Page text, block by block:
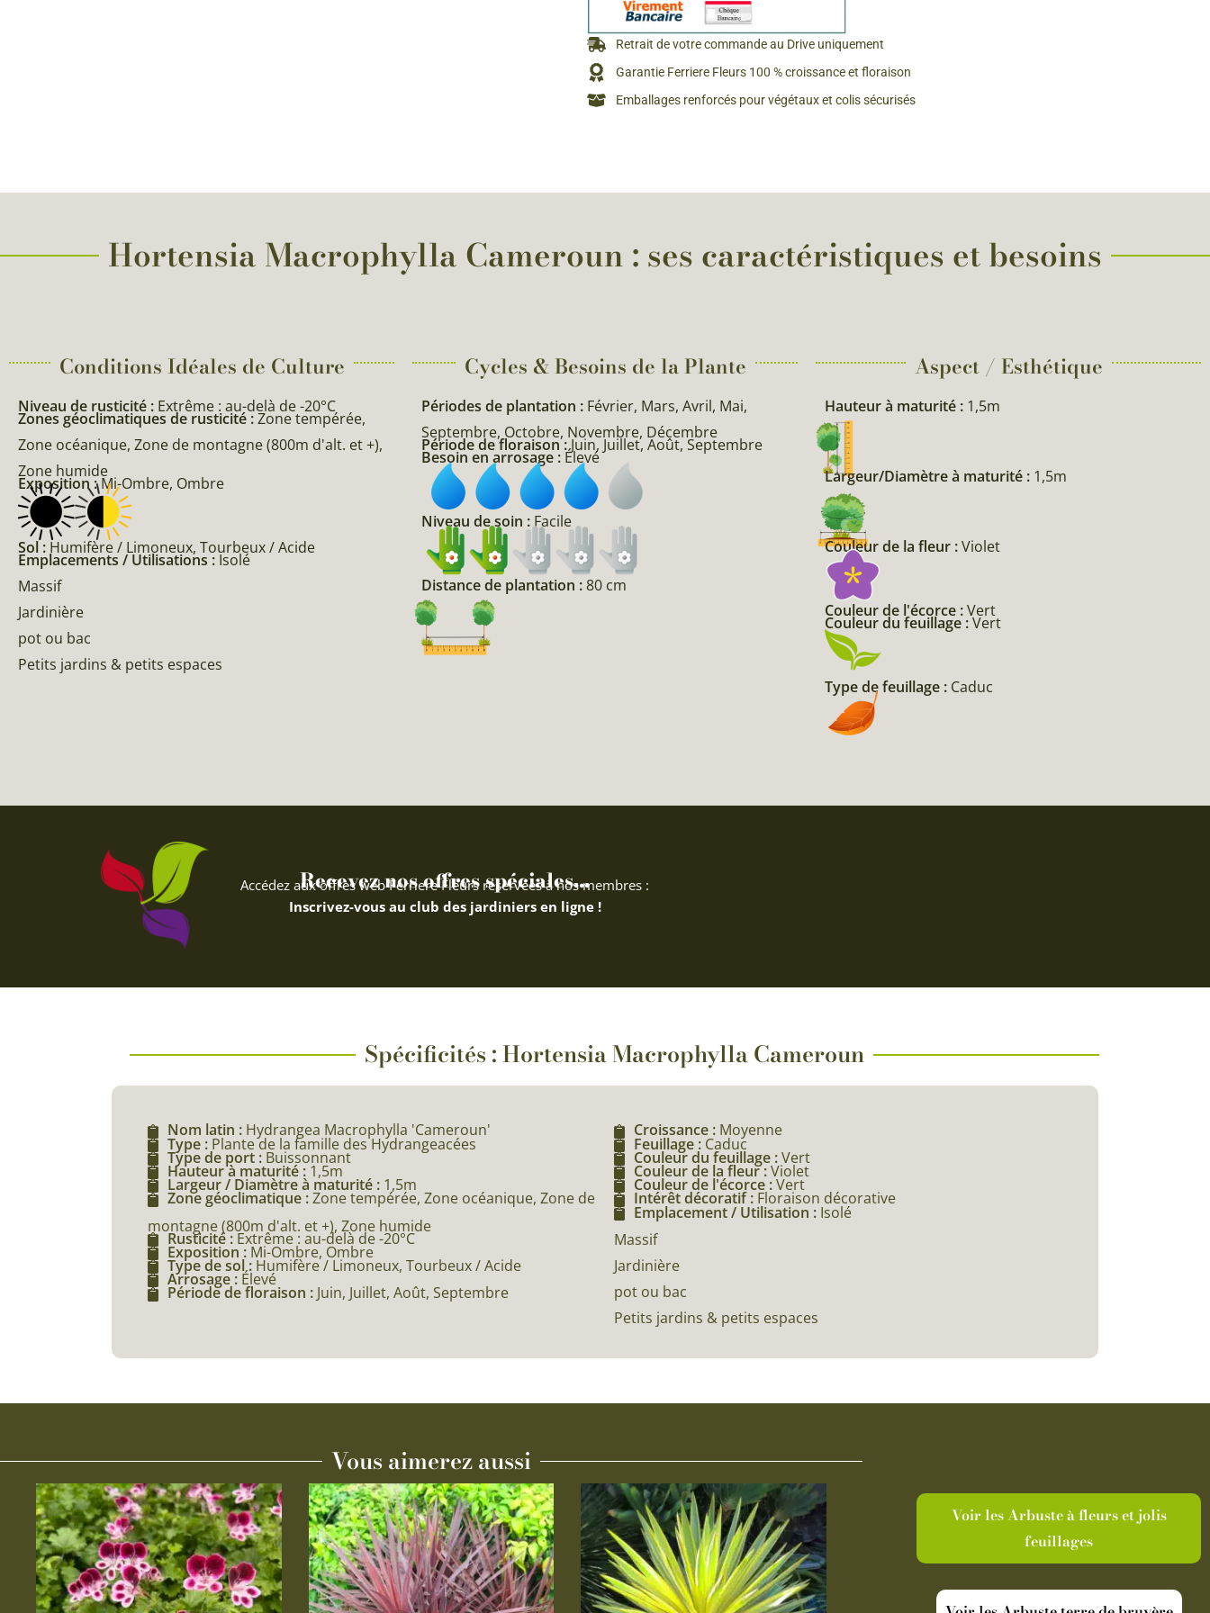
Semences & Graines Spéciales Fraîcheur
d’Antan
Bulbes de fleurs de A à Z
Retrait de votre commande au Drive uniquement
Garantie Ferriere Fleurs 100 % croissance et floraison
Emballages renforcés pour végétaux et colis sécurisés
Hortensia Macrophylla Cameroun : ses caractéristiques et besoins
Conditions Idéales de Culture
Niveau de rusticité : Extrême : au-delà de -20°C
Zones géoclimatiques de rusticité :Zone tempérée,
Zone océanique, Zone de montagne (800m d'alt. et +),
Zone humide
Exposition :Mi-Ombre, Ombre
Sol : Humifère / Limoneux, Tourbeux / Acide
Emplacements / Utilisations : Isolé
Massif
Jardinière
pot ou bac
Petits jardins & petits espaces
Cycles & Besoins de la Plante​
Périodes de plantation : Février, Mars, Avril, Mai,
Septembre, Octobre, Novembre, Décembre
Période de floraison :Juin, Juillet, Août, Septembre
Besoin en arrosage : Élevé
Niveau de soin :Facile
Distance de plantation :80 cm
Aspect / Esthétique
Hauteur à maturité : 1,5m
Largeur/Diamètre à maturité : 1,5m
Couleur de la fleur :Violet
Couleur de l'écorce :Vert
Couleur du feuillage :Vert
Type de feuillage : Caduc
Recevez nos offres spéciales...
Accédez aux offres web Ferriere Fleurs réservées à nos membres :
Inscrivez-vous au club des jardiniers en ligne !
Spécificités : Hortensia Macrophylla Cameroun
Nom latin : Hydrangea Macrophylla 'Cameroun'
Type : Plante de la famille des Hydrangeacées
Type de port : Buissonnant
Hauteur à maturité : 1,5m
Largeur / Diamètre à maturité : 1,5m
Zone géoclimatique :Zone tempérée, Zone océanique, Zone de
montagne (800m d'alt. et +), Zone humide
Rusticité :Extrême : au-delà de -20°C
Exposition : Mi-Ombre, Ombre
Type de sol : Humifère / Limoneux, Tourbeux / Acide
Arrosage : Élevé
Période de floraison : Juin, Juillet, Août, Septembre
Croissance : Moyenne
Feuillage : Caduc
Couleur du feuillage :Vert
Couleur de la fleur :Violet
Couleur de l'écorce :Vert
Intérêt décoratif : Floraison décorative
Emplacement / Utilisation : Isolé
Massif
Jardinière
pot ou bac
Petits jardins & petits espaces
Vous aimerez aussi
Ce
produit
a
plusieurs
variations.
Voir les Arbuste à fleurs et jolis
feuillages